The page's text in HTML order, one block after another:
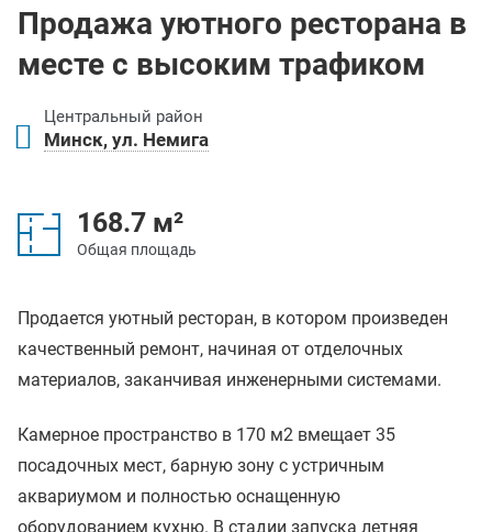
Продажа уютного ресторана в
месте с высоким трафиком
Центральный район
Минск, ул. Немига
168.7 м²
Общая площадь
Продается уютный ресторан, в котором произведен
качественный ремонт, начиная от отделочных
материалов, заканчивая инженерными системами.
Камерное пространство в 170 м2 вмещает 35
посадочных мест, барную зону с устричным
аквариумом и полностью оснащенную
оборудованием кухню. В стадии запуска летняя